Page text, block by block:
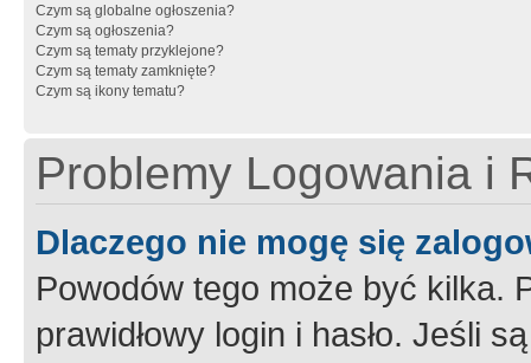
Czym są globalne ogłoszenia?
Czym są ogłoszenia?
Czym są tematy przyklejone?
Czym są tematy zamknięte?
Czym są ikony tematu?
Problemy Logowania i
Dlaczego nie mogę się
Powodów tego może być kilka.
prawidłowy login i hasło. Jeśli